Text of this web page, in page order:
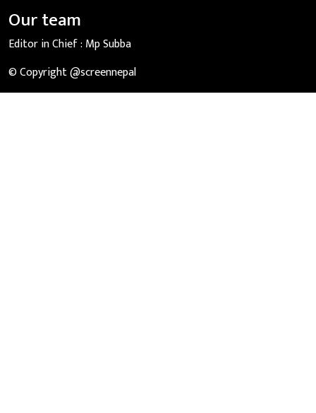
Our team
Editor in Chief : Mp Subba
© Copyright @screennepal